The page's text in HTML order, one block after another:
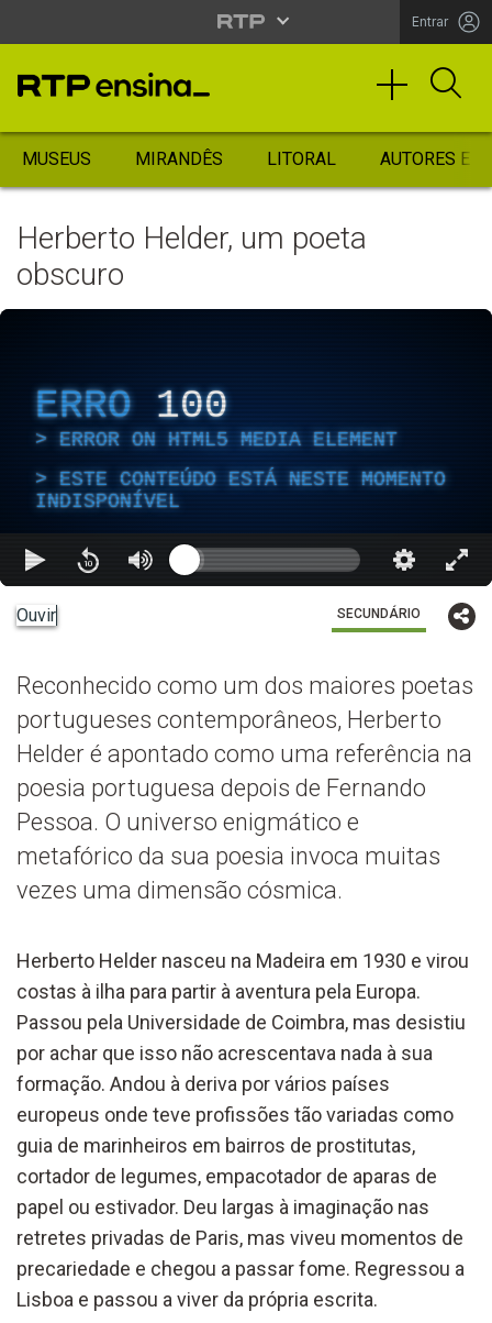
Entrar
MUSEUS MIRANDÊS LITORAL AUTORES
Herberto Helder, um poeta
obscuro
ERRO 100
ERROR ON HTML5 MEDIA ELEMENT
ESTE CONTEÚDO ESTÁ NESTE MOMENTO
INDISPONÍVEL
Ouvir SECUNDÁRIO
Reconhecido como um dos maiores poetas
portugueses contemporâneos, Herberto
Helder é apontado como uma referência na
poesia portuguesa depois de Fernando
Pessoa. O universo enigmático e
metafórico da sua poesia invoca muitas
vezes uma dimensão cósmica.
Herberto Helder nasceu na Madeira em 1930 e virou
costas à ilha para partir à aventura pela Europa.
Passou pela Universidade de Coimbra, mas desistiu
por achar que isso não acrescentava nada à sua
formação. Andou à deriva por vários países
europeus onde teve profissões tão variadas como
guia de marinheiros em bairros de prostitutas,
cortador de legumes, empacotador de aparas de
papel ou estivador. Deu largas à imaginação nas
retretes privadas de Paris, mas viveu momentos de
precariedade e chegou a passar fome. Regressou a
Lisboa e passou a viver da própria escrita.